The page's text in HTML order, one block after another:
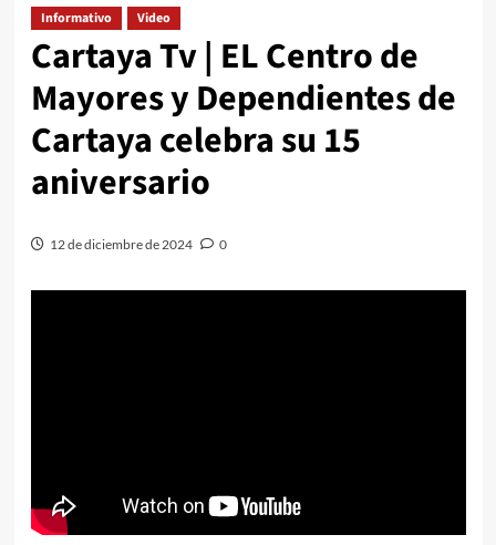
Informativo Video
Cartaya Tv | EL Centro de
Mayores y Dependientes de
Cartaya celebra su 15
aniversario
12 de diciembre de 2024 0